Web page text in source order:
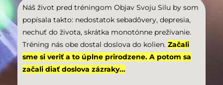
Náš život pred tréningom Objav Svoju Silu by som
popísala takto: nedostatok sebadôvery, depresia,
nechuť do života, skrátka monotónne prežívanie.
Tréning nás obe dostal doslova do kolien. Začali
sme si veriť a to úplne prirodzene. A potom sa
začali diať doslova zázraky...